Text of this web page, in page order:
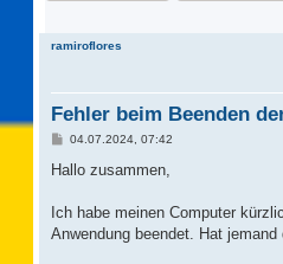
ramiroflores
Fehler beim Beenden
B
i
a
04.07.2024, 07:42
Hallo zusammen,
Ich habe meinen Computer
Anwendung beendet. Hat